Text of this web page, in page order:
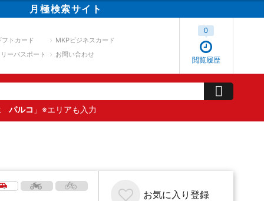
月極検索サイト
フトカード
MKPビジネスカード
ーパスポート
お問い合わせ
閲覧履歴
0
パルコ 」※エリアも入力
お気に入り 登録